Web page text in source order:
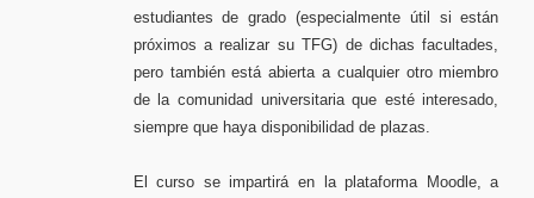
estudiantes de grado (especialmente útil si están
próximos a realizar su TFG) de dichas facultades,
pero también está abierta a cualquier otro miembro
de la comunidad universitaria que esté interesado,
siempre que haya disponibilidad de plazas.
El curso se impartirá en la plataforma Moodle, a